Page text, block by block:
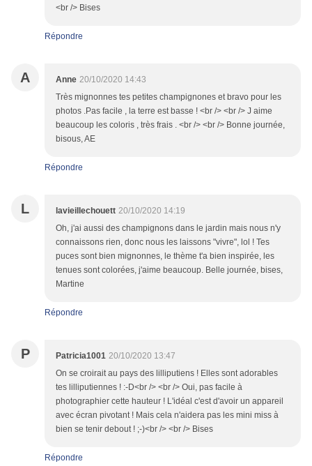
<br /> Bises
Répondre
A Anne 20/10/2020 14:43
Très mignonnes tes petites champignones et bravo pour les
photos .Pas facile , la terre est basse ! <br /> <br /> J aime
beaucoup les coloris , très frais . <br /> <br /> Bonne journée,
bisous, AE
Répondre
L lavieillechouett 20/10/2020 14:19
Oh, j'ai aussi des champignons dans le jardin mais nous n'y
connaissons rien, donc nous les laissons "vivre", lol ! Tes
puces sont bien mignonnes, le thème t'a bien inspirée, les
tenues sont colorées, j'aime beaucoup. Belle journée, bises,
Martine
Répondre
P Patricia1001 20/10/2020 13:47
On se croirait au pays des lilliputiens ! Elles sont adorables
tes lilliputiennes ! :-D<br /> <br /> Oui, pas facile à
photographier cette hauteur ! L'idéal c'est d'avoir un appareil
avec écran pivotant ! Mais cela n'aidera pas les mini miss à
bien se tenir debout ! ;-)<br /> <br /> Bises
Répondre